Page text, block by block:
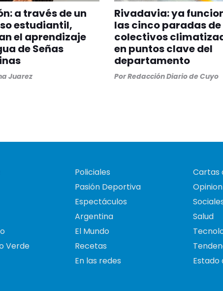
a través de un
estudiantil,
el aprendizaje
de Señas
Juarez
Rivadavia: ya
las cinco paradas de
colectivos
en puntos clave del
departamento
PorRedacción Diario de Cuyo
Verde
Policiales
Pasión Deportiva
Espectáculos
Argentina
El Mundo
Recetas
En las redes
Cartas
Opinion
Salud